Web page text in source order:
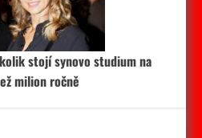
stojí synovo studium na
milion ročně